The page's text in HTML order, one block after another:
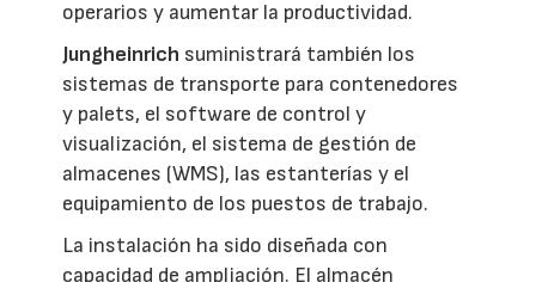
operarios y aumentar la productividad.
Jungheinrich suministrará también los
sistemas de transporte para contenedores
y palets, el software de control y
visualización, el sistema de gestión de
almacenes (WMS), las estanterías y el
equipamiento de los puestos de trabajo.
La instalación ha sido diseñada con
capacidad de ampliación. El almacén